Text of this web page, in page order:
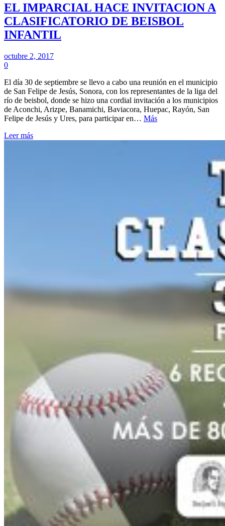
EL IMPARCIAL HACE INVITACION A
CLASIFICATORIO DE BEISBOL
INFANTIL
octubre 2, 2017
0
El día 30 de septiembre se llevo a cabo una reunión en el municipio
de San Felipe de Jesús, Sonora, con los representantes de la liga del
río de beisbol, donde se hizo una cordial invitación a los municipios
de Aconchi, Arizpe, Banamichi, Baviacora, Huepac, Rayón, San
Felipe de Jesús y Ures, para participar en… Más
Leer más